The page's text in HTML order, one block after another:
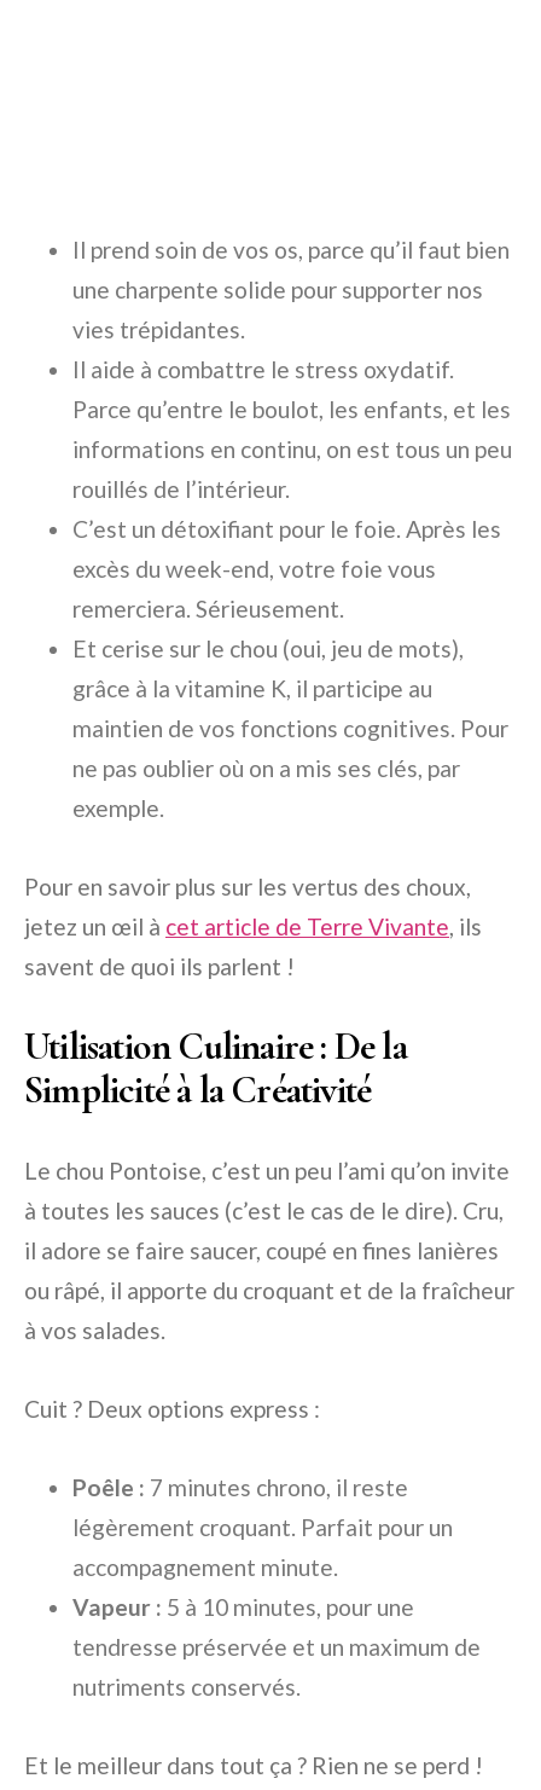
Il prend soin de vos os, parce qu’il faut bien
une charpente solide pour supporter nos
vies trépidantes.
Il aide à combattre le stress oxydatif.
Parce qu’entre le boulot, les enfants, et les
informations en continu, on est tous un peu
rouillés de l’intérieur.
C’est un détoxifiant pour le foie. Après les
excès du week-end, votre foie vous
remerciera. Sérieusement.
Et cerise sur le chou (oui, jeu de mots),
grâce à la vitamine K, il participe au
maintien de vos fonctions cognitives. Pour
ne pas oublier où on a mis ses clés, par
exemple.
Pour en savoir plus sur les vertus des choux,
jetez un œil à cet article de Terre Vivante, ils
savent de quoi ils parlent !
Utilisation Culinaire : De la
Simplicité à la Créativité
Le chou Pontoise, c’est un peu l’ami qu’on invite
à toutes les sauces (c’est le cas de le dire). Cru,
il adore se faire saucer, coupé en fines lanières
ou râpé, il apporte du croquant et de la fraîcheur
à vos salades.
Cuit ? Deux options express :
Poêle : 7 minutes chrono, il reste
légèrement croquant. Parfait pour un
accompagnement minute.
Vapeur : 5 à 10 minutes, pour une
tendresse préservée et un maximum de
nutriments conservés.
Et le meilleur dans tout ça ? Rien ne se perd !